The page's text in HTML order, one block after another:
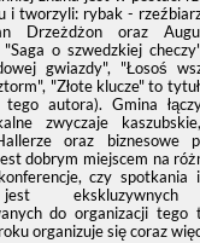
i tworzyli: rybak -
Drzeżdżon oraz
"Saga o szwedzkiej
gwiazdy", "Łosoś
"Złote klucze" to
tego autora). Gmina
zwyczaje
oraz biznesowe
dobrym miejscem na
czy spotkania
ekskluzywnych
do organizacji tego
organizuje się coraz